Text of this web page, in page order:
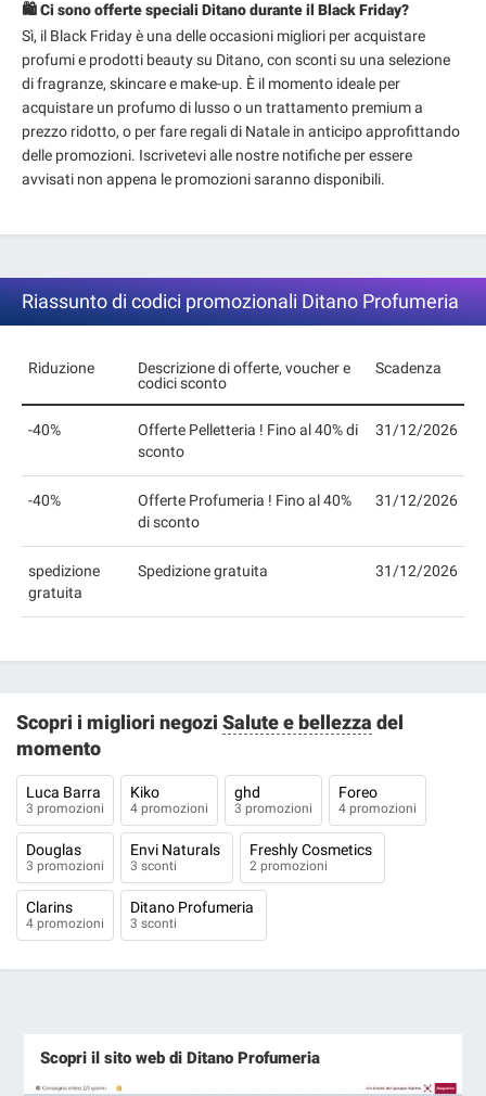
🛍️ Ci sono offerte speciali Ditano durante il Black Friday?
Sì, il Black Friday è una delle occasioni migliori per acquistare
profumi e prodotti beauty su Ditano, con sconti su una selezione
di fragranze, skincare e make-up. È il momento ideale per
acquistare un profumo di lusso o un trattamento premium a
prezzo ridotto, o per fare regali di Natale in anticipo approfittando
delle promozioni. Iscrivetevi alle nostre notifiche per essere
avvisati non appena le promozioni saranno disponibili.
Riassunto di codici promozionali Ditano Profumeria
Riduzione
Descrizione di offerte, voucher e
codici sconto
Scadenza
-40%
Offerte Pelletteria ! Fino al 40% di
sconto
31/12/2026
-40%
Offerte Profumeria ! Fino al 40%
di sconto
31/12/2026
spedizione
gratuita
Spedizione gratuita 31/12/2026
Scopri i migliori negozi Salute e bellezza del
momento
Luca Barra
3 promozioni
Kiko
4 promozioni
ghd
3 promozioni
Foreo
4 promozioni
Douglas
3 promozioni
Envi Naturals
3 sconti
Freshly Cosmetics
2 promozioni
Clarins
4 promozioni
Ditano Profumeria
3 sconti
Scopri il sito web di Ditano Profumeria